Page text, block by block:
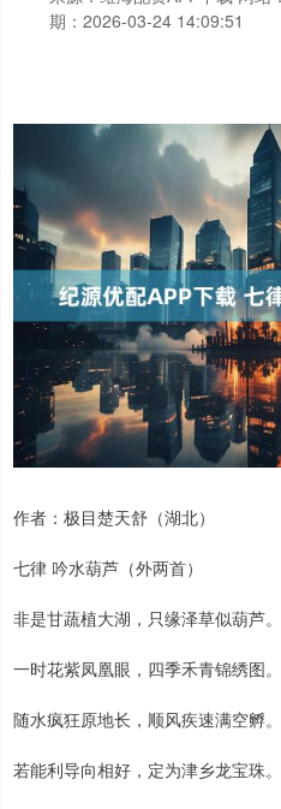
期：2026-03-24 14:09:51
作者：极目楚天舒（湖北）
七律 吟水葫芦（外两首）
非是甘蔬植大湖，只缘泽草似葫芦。
一时花紫凤凰眼，四季禾青锦绣图。
随水疯狂原地长，顺风疾速满空孵。
若能利导向相好，定为津乡龙宝珠。